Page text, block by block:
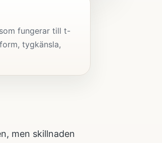
fungerar till t-
tygkänsla,
men skillnaden